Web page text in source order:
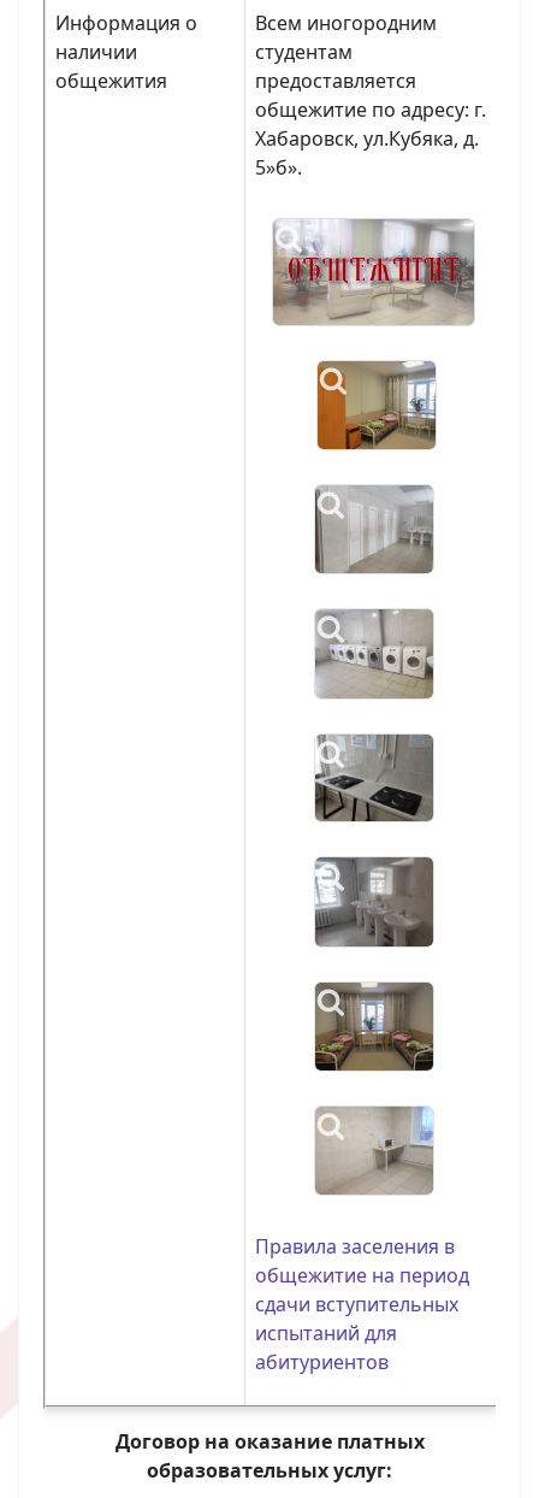
Информация о
наличии
общежития
Всем иногородним
студентам
предоставляется
общежитие по адресу: г.
Хабаровск, ул.Кубяка, д.
5»б».
Правила заселения в
общежитие на период
сдачи вступительных
испытаний для
абитуриентов
Договор на оказание платных
образовательных услуг: